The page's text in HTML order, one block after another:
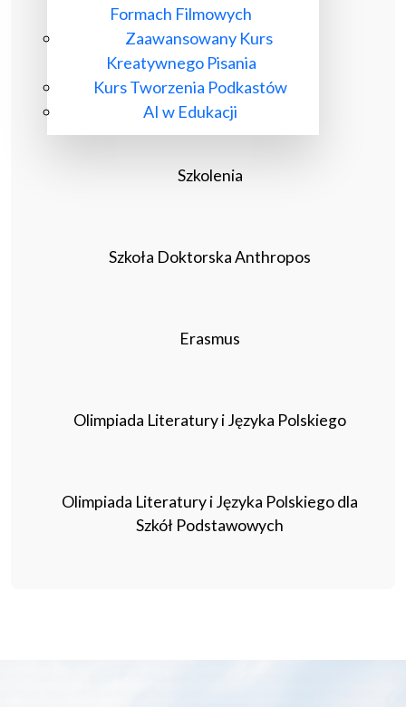
Formach Filmowych
Zaawansowany Kurs
Kreatywnego Pisania
Kurs Tworzenia Podkastów
AI w Edukacji
Szkolenia
Szkoła Doktorska Anthropos
Erasmus
Olimpiada Literatury i Języka Polskiego
Olimpiada Literatury i Języka Polskiego dla
Szkół Podstawowych